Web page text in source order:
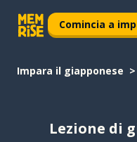
Comincia a
Impara il giapponese
Lezione di